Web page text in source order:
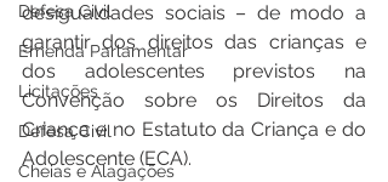
Defesa Civil
Emenda Parlamentar
Licitações
Defesa Civil
Cheias e Alagações
desigualdades sociais – de modo a
garantir dos direitos das crianças e
dos adolescentes previstos na
Convenção sobre os Direitos da
Criança e no Estatuto da Criança e do
Adolescente (ECA).